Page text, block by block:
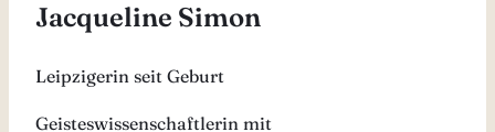
Jacqueline Simon
Leipzigerin seit Geburt
Geisteswissenschaftlerin mit